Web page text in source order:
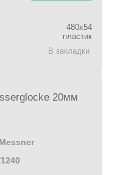
480х54
пластик
В закладки
20мм
Messner